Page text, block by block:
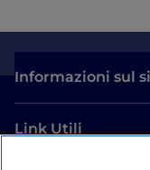
Informazioni sul
Link Utili